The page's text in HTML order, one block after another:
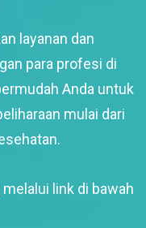
layanan dan
para profesi di
Anda untuk
mulai dari
link di bawah